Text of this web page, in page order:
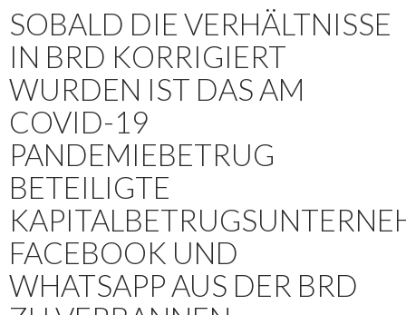
SOBALD DIE VERHÄLTNISSE
IN BRD KORRIGIERT
WURDEN IST DAS AM
COVID-19
PANDEMIEBETRUG
BETEILIGTE
FACEBOOK UND
WHATSAPP AUS DER BRD